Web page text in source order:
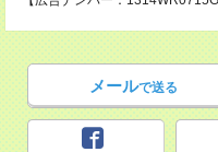
メールで送る